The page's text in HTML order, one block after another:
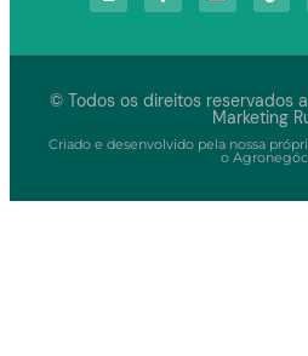
© Todos os direitos reservados
Marketing
Criado e desenvolvido pela nossa
o